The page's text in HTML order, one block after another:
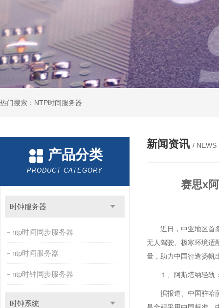
热门搜索：NTP时间服务器
产品分类
PRODUCT CATEGORY
时钟服务器
ntp时间同步服务器
ntp时间服务器
ntp时钟同步服务器
时钟系统
新闻资讯 / NEWS
赛思x
近日，中亚地区首
无人驾驶、极寒环境适
量，助力中国智造扬帆
１、阿斯塔纳轻轨
据报道、中国驻哈